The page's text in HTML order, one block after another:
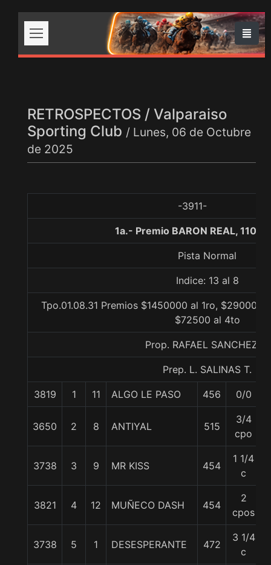
RETROSPECTOS / Valparaiso
Sporting Club / Lunes, 06 de Octubre
de 2025
-3911-
1a.- Premio BARON REAL, 1100
Pista Normal
Indice: 13 al 8
Tpo.01.08.31 Premios $1450000 al 1ro, $290000
$72500 al 4to
Prop. RAFAEL SANCHEZ A.
Prep. L. SALINAS T.
3819 1 11 ALGO LE PASO 456 0/0
3650 2 8 ANTIYAL 515
3/4
cpo
3738 3 9 MR KISS 454
1 1/4
c
3821 4 12 MUÑECO DASH 454
2
cpos
3738 5 1 DESESPERANTE 472
3 1/4
c